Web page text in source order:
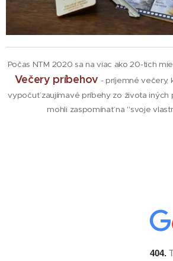
Počas NTM 2020 sa na viac ako 20-tich
Večery príbehov - príjemné večery,
vypočuť zaujímavé príbehy zo života iných
mohli zaspomínať na "svoje